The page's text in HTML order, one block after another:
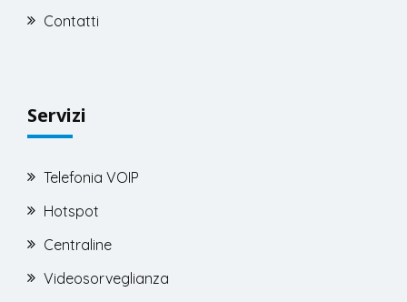
Contatti
Servizi
Telefonia VOIP
Hotspot
Centraline
Videosorveglianza